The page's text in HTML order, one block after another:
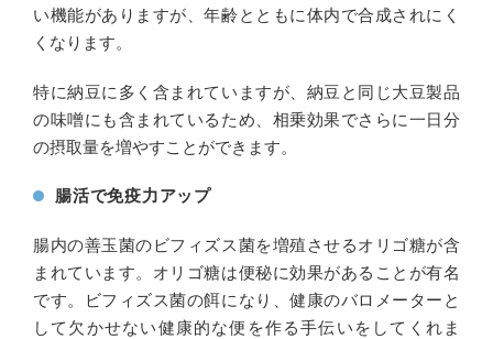
い機能がありますが、年齢とともに体内で合成されにく
くなります。
特に納豆に多く含まれていますが、納豆と同じ大豆製品
の味噌にも含まれているため、相乗効果でさらに一日分
の摂取量を増やすことができます。
腸活で免疫力アップ
腸内の善玉菌のビフィズス菌を増殖させるオリゴ糖が含
まれています。オリゴ糖は便秘に効果があることが有名
です。ビフィズス菌の餌になり、健康のバロメーターと
して欠かせない健康的な便を作る手伝いをしてくれま